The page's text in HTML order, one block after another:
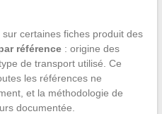
certaines fiches produit des
référence: origine des
de transport utilisé. Ce
les références ne
et la méthodologie de
documentée.